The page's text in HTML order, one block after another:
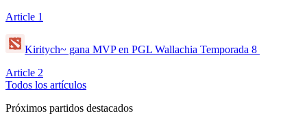
Article 1
Kiritych~ gana MVP en PGL Wallachia Temporada 8
Article 2
Todos los artículos
Próximos partidos destacados